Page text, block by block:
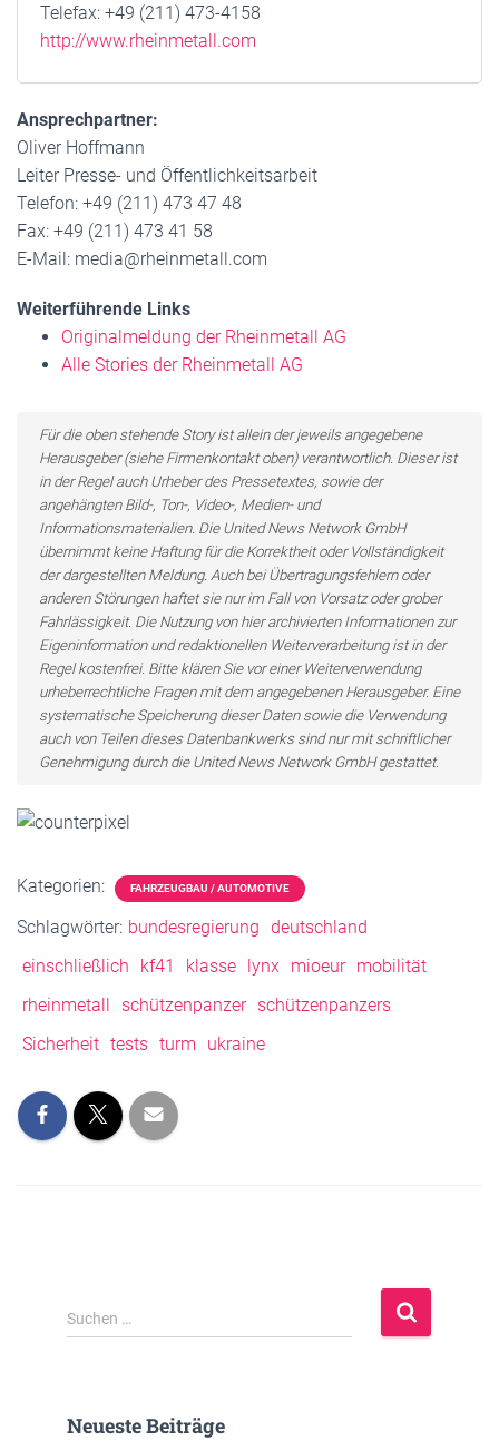
Telefax: +49 (211) 473-4158
http://www.rheinmetall.com
Ansprechpartner:
Oliver Hoffmann
Leiter Presse- und Öffentlichkeitsarbeit
Telefon: +49 (211) 473 47 48
Fax: +49 (211) 473 41 58
E-Mail: media@rheinmetall.com
Weiterführende Links
Originalmeldung der Rheinmetall AG
Alle Stories der Rheinmetall AG
Für die oben stehende Story ist allein der jeweils angegebene
Herausgeber (siehe Firmenkontakt oben) verantwortlich. Dieser ist
in der Regel auch Urheber des Pressetextes, sowie der
angehängten Bild-, Ton-, Video-, Medien- und
Informationsmaterialien. Die United News Network GmbH
übernimmt keine Haftung für die Korrektheit oder Vollständigkeit
der dargestellten Meldung. Auch bei Übertragungsfehlern oder
anderen Störungen haftet sie nur im Fall von Vorsatz oder grober
Fahrlässigkeit. Die Nutzung von hier archivierten Informationen zur
Eigeninformation und redaktionellen Weiterverarbeitung ist in der
Regel kostenfrei. Bitte klären Sie vor einer Weiterverwendung
urheberrechtliche Fragen mit dem angegebenen Herausgeber. Eine
systematische Speicherung dieser Daten sowie die Verwendung
auch von Teilen dieses Datenbankwerks sind nur mit schriftlicher
Genehmigung durch die United News Network GmbH gestattet.
Kategorien: FAHRZEUGBAU / AUTOMOTIVE
Schlagwörter: bundesregierung deutschland
einschließlich
kf41 klasse lynx mioeur mobilität
rheinmetall
schützenpanzer schützenpanzers
Sicherheit tests turm ukraine
S
u
n
Suchen …
Neueste Beiträge